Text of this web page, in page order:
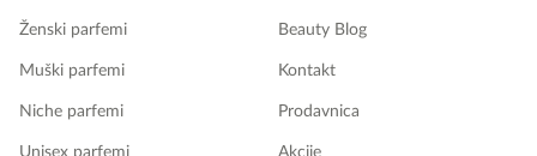
Ženski parfemi
Muški parfemi
Niche parfemi
Unisex parfemi
Beauty Blog
Kontakt
Prodavnica
Akcije